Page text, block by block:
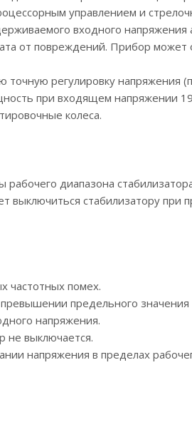
управлением и
входного напряжения
от повреждений. Прибор
точную регулировку напряжения
при входящем напряжении
колеса.
диапазона
выключиться стабилизатору
частотных помех.
предельного
напряжения.
не выключается.
напряжения в пределах